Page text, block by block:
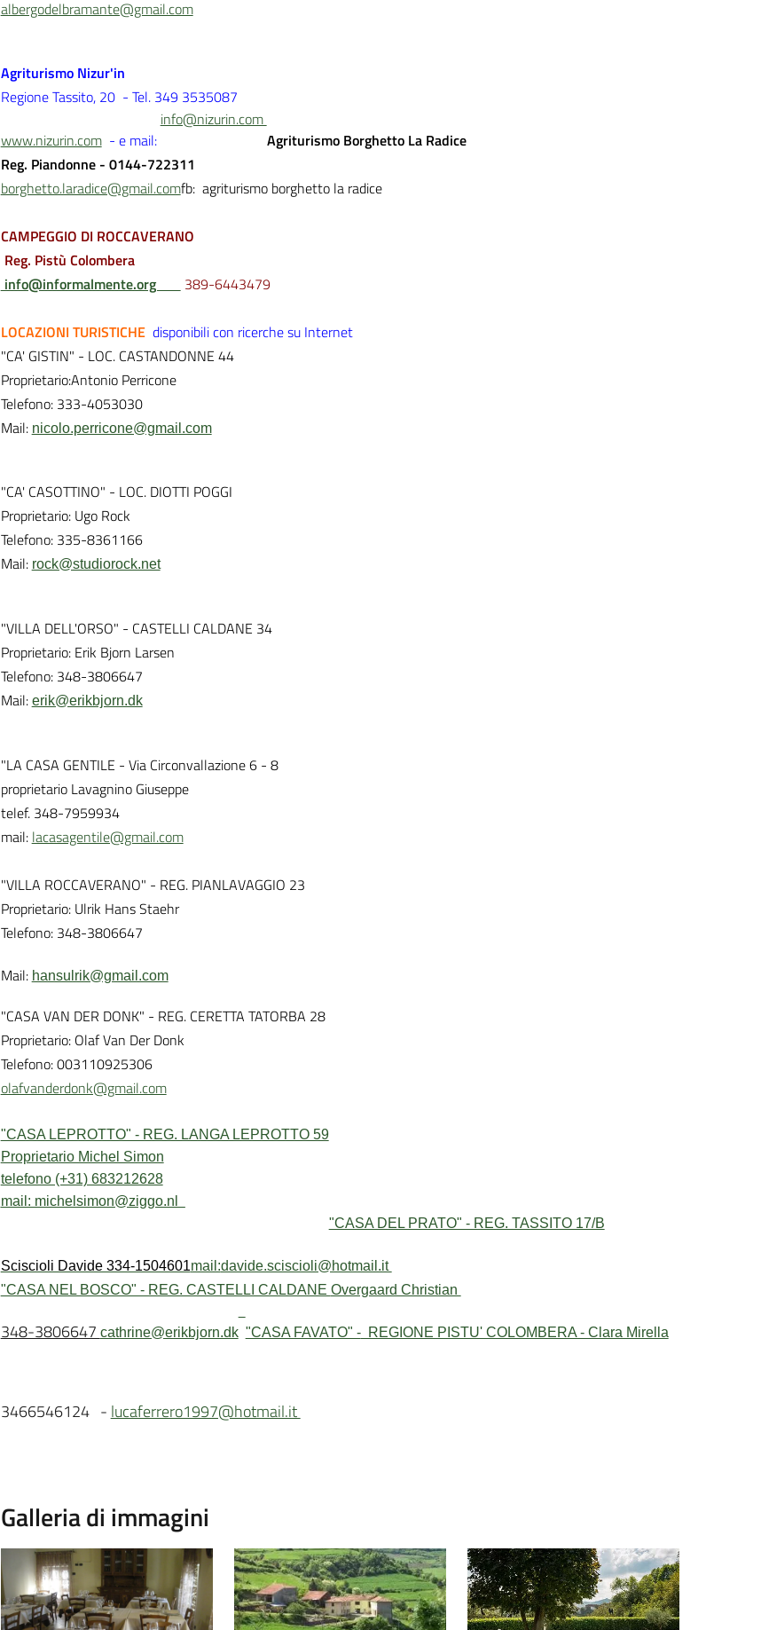
albergodelbramante@gmail.com
Agriturismo Nizur'in
Regione Tassito, 20 - Tel. 349 3535087
www.nizurin.com- e mail:
info@nizurin.com
Agriturismo Borghetto La Radice
Reg. Piandonne - 0144-722311
borghetto.laradice@gmail.comfb: agriturismo borghetto la radice
CAMPEGGIO DI ROCCAVERANO
Reg. Pistù Colombera
info@informalmente.org
389-6443479
LOCAZIONI TURISTICHE disponibili con ricerche su Internet
"CA' GISTIN" - LOC. CASTANDONNE 44
Proprietario:Antonio Perricone
Telefono: 333-4053030
Mail: nicolo.perricone@gmail.com
"CA' CASOTTINO" - LOC. DIOTTI POGGI
Proprietario: Ugo Rock
Telefono: 335-8361166
Mail: rock@studiorock.net
"VILLA DELL'ORSO" - CASTELLI CALDANE 34
Proprietario: Erik Bjorn Larsen
Telefono: 348-3806647
Mail: erik@erikbjorn.dk
"LA CASA GENTILE - Via Circonvallazione 6 - 8
proprietario Lavagnino Giuseppe
telef. 348-7959934
mail: lacasagentile@gmail.com
"VILLA ROCCAVERANO" - REG. PIANLAVAGGIO 23
Proprietario: Ulrik Hans Staehr
Telefono: 348-3806647
Mail: hansulrik@gmail.com
"CASA VAN DER DONK" - REG. CERETTA TATORBA 28
Proprietario: Olaf Van Der Donk
Telefono: 003110925306
olafvanderdonk@gmail.com
"CASA LEPROTTO" - REG. LANGA LEPROTTO 59
Proprietario Michel Simon
telefono (+31) 683212628
mail: michelsimon@ziggo.nl
"CASA DEL PRATO" - REG. TASSITO 17/B
Sciscioli Davide 334-1504601mail:davide.sciscioli@hotmail.it
"CASA NEL BOSCO" - REG. CASTELLI CALDANE Overgaard Christian
348-3806647 cathrine@erikbjorn.dk "CASA FAVATO" -REGIONE PISTU' COLOMBERA - Clara Mirella
3466546124 - lucaferrero1997@hotmail.it
Galleria di immagini